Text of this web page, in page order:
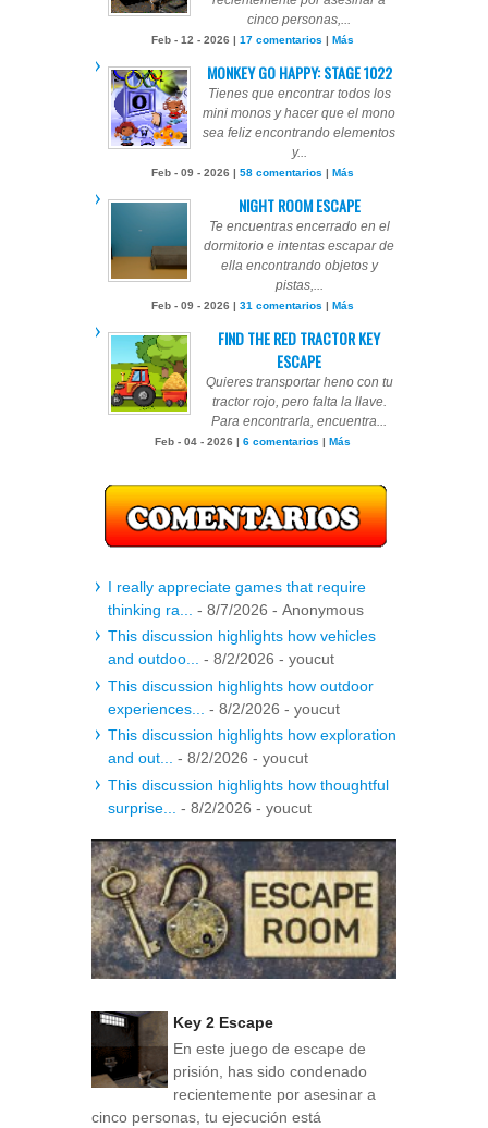
cinco personas,...
Feb - 12 - 2026 | 17 comentarios | Más
MONKEY GO HAPPY: STAGE 1022
Tienes que encontrar todos los
mini monos y hacer que el mono
sea feliz encontrando elementos
y...
Feb - 09 - 2026 | 58 comentarios | Más
NIGHT ROOM ESCAPE
Te encuentras encerrado en el
dormitorio e intentas escapar de
ella encontrando objetos y
pistas,...
Feb - 09 - 2026 | 31 comentarios | Más
FIND THE RED TRACTOR KEY
ESCAPE
Quieres transportar heno con tu
tractor rojo, pero falta la llave.
Para encontrarla, encuentra...
Feb - 04 - 2026 | 6 comentarios | Más
I really appreciate games that require
thinking ra...
- 8/7/2026 - Anonymous
This discussion highlights how vehicles
and outdoo... - 8/2/2026 - youcut
This discussion highlights how outdoor
experiences...
- 8/2/2026 - youcut
This discussion highlights how exploration
and out... - 8/2/2026 - youcut
This discussion highlights how thoughtful
surprise...
- 8/2/2026 - youcut
Key 2 Escape
En este juego de escape de
prisión, has sido condenado
recientemente por asesinar a
cinco personas, tu ejecución está